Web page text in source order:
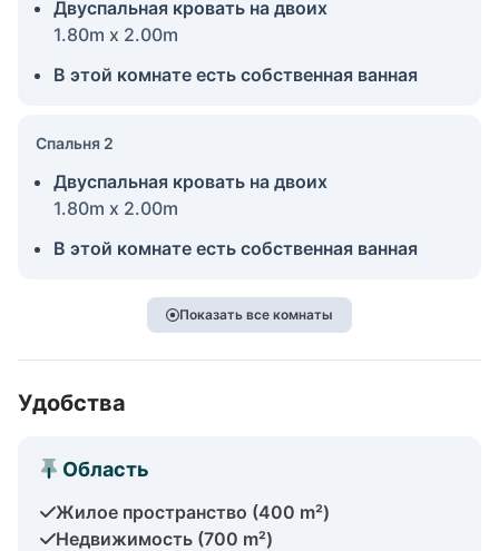
Двуспальная кровать на двоих
1.80m x 2.00m
В этой комнате есть собственная ванная
Спальня 2
Двуспальная кровать на двоих
1.80m x 2.00m
В этой комнате есть собственная ванная
Показать все комнаты
Удобства
Область
Жилое пространство (400 m²)
Недвижимость (700 m²)